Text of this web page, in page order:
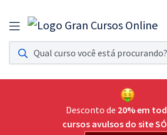
Assinatura Ilimitada 11
Acesso a todos os cursos. Teste grátis por 7 dias!
Assinatura OAB Até Passar
Acesso ilimitado a toda preparação para o Exame da
Desconto de 20% em
cursos avulsos do site SÓ